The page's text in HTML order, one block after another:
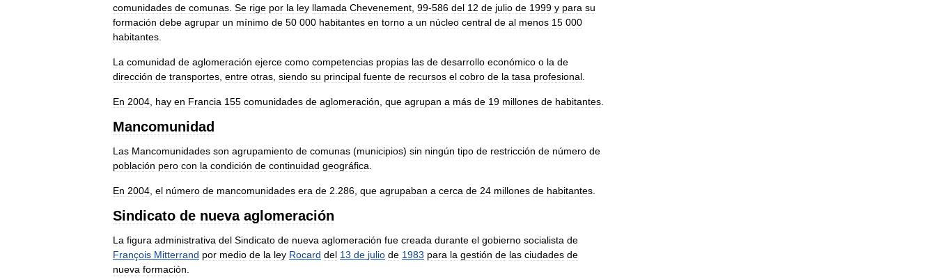
comunidades de comunas. Se rige por la ley llamada Chevenement, 99-586 del 12 de julio de 1999 y para su
formación debe agrupar un mínimo de 50 000 habitantes en torno a un núcleo central de al menos 15 000
habitantes.
La comunidad de aglomeración ejerce como competencias propias las de desarrollo económico o la de
dirección de transportes, entre otras, siendo su principal fuente de recursos el cobro de la tasa profesional.
En 2004, hay en Francia 155 comunidades de aglomeración, que agrupan a más de 19 millones de habitantes.
Mancomunidad
Las Mancomunidades son agrupamiento de comunas (municipios) sin ningún tipo de restricción de número de
población pero con la condición de continuidad geográfica.
En 2004, el número de mancomunidades era de 2.286, que agrupaban a cerca de 24 millones de habitantes.
Sindicato de nueva aglomeración
La figura administrativa del Sindicato de nueva aglomeración fue creada durante el gobierno socialista de
François Mitterrand por medio de la ley Rocard del 13 de julio de 1983 para la gestión de las ciudades de
nueva formación.